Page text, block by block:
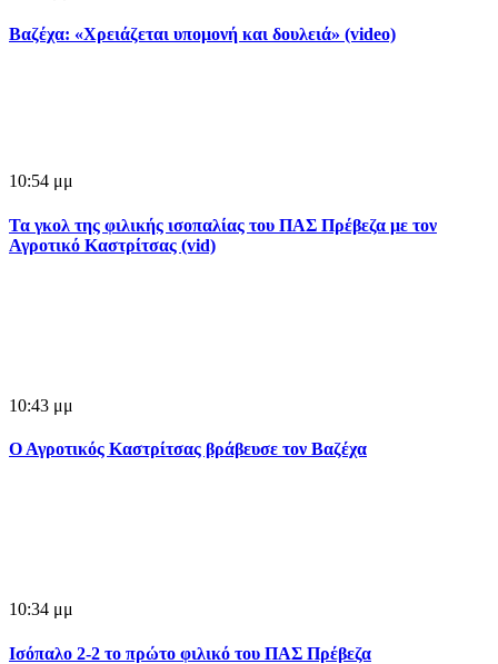
Βαζέχα: «Χρειάζεται υπομονή και δουλειά» (video)
10:54 μμ
Τα γκολ της φιλικής ισοπαλίας του ΠΑΣ Πρέβεζα με τον
Αγροτικό Καστρίτσας (vid)
10:43 μμ
Ο Αγροτικός Καστρίτσας βράβευσε τον Βαζέχα
10:34 μμ
Ισόπαλο 2-2 το πρώτο φιλικό του ΠΑΣ Πρέβεζα